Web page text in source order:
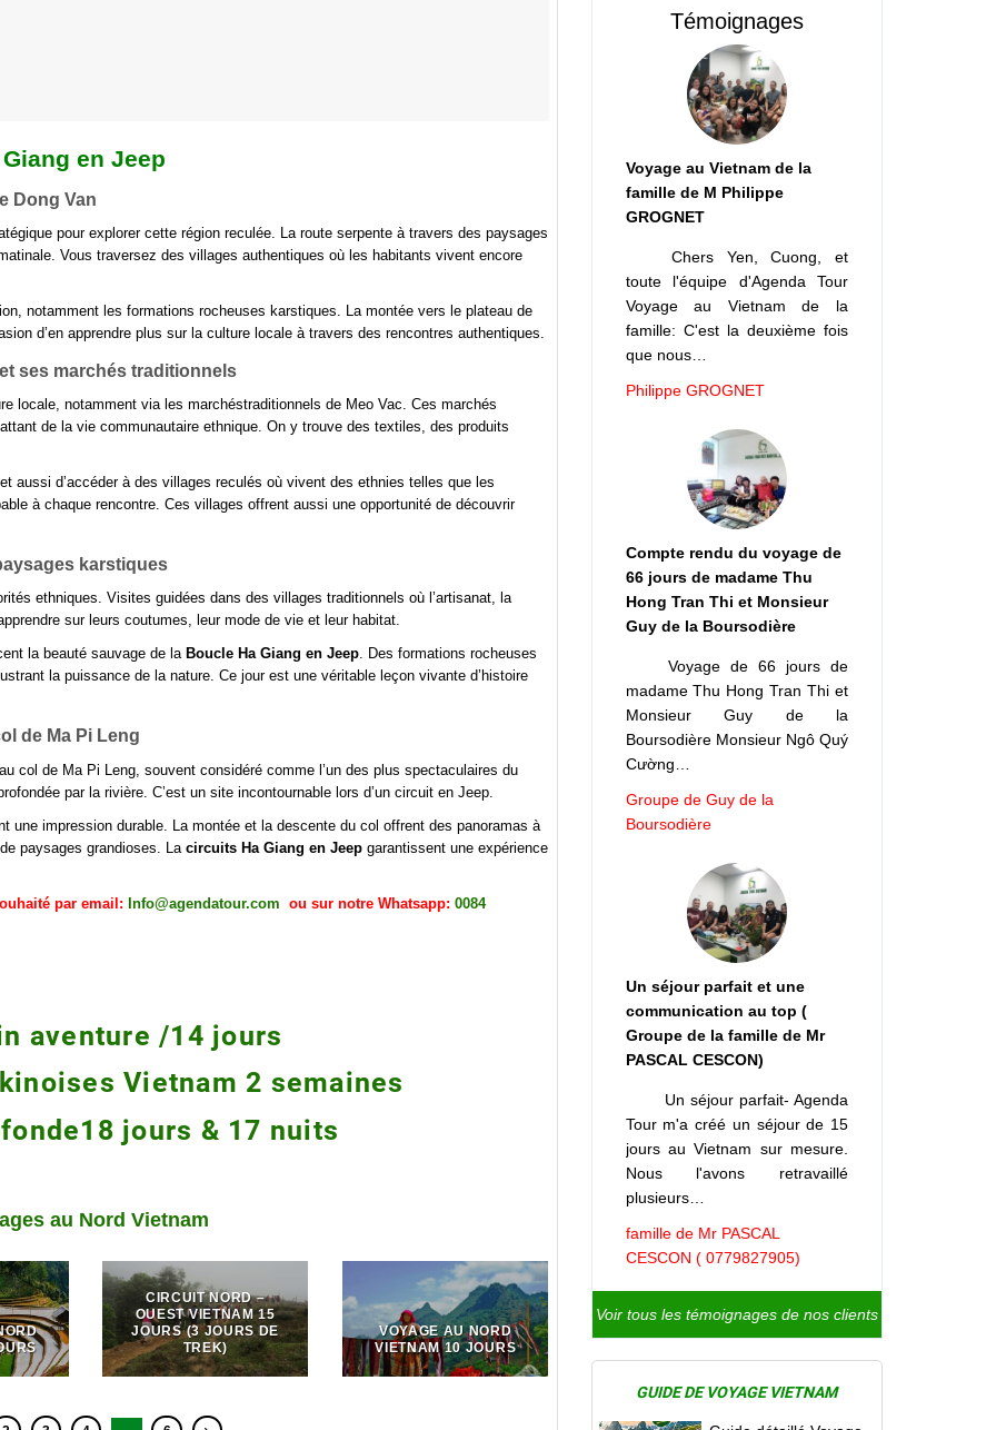
de la vie communautaire ethnique. On y trouve des textiles, des produits
aussi d’accéder à des villages reculés où vivent des ethnies telles que les
à chaque rencontre. Ces villages offrent aussi une opportunité de découvrir
ethniques. Visites guidées dans des villages traditionnels où l’artisanat, la
la beauté sauvage de la
la puissance de la nature. Ce jour est une véritable leçon vivante d’histoire
col de Ma Pi Leng, souvent considéré comme l’un des plus spectaculaires du
par la rivière. C’est un site incontournable lors d’un circuit en Jeep.
une impression durable. La montée et la descente du col offrent des panoramas à
paysages grandioses. La
par email:
Info@agendatour.com
aventure /14 jours
Vietnam 2 semaines
jours & 17 nuits
CIRCUIT NORD –
OUEST VIETNAM 15
TREK)
VIETNAM 10 JOURS
lors de la visite en Jeep
uniques
sculptées par la nature. La topographie chaotique donne lieu à des
Témoignages
Voyage au Vietnam de la
famille de M Philippe
GROGNET
Chers Yen, Cuong, et
toute l'équipe d'Agenda Tour
Voyage au Vietnam de la
famille: C'est la deuxième fois
que nous…
Philippe GROGNET
Compte rendu du voyage de
66 jours de madame Thu
Hong Tran Thi et Monsieur
Guy de la Boursodière
Voyage de 66 jours de
madame Thu Hong Tran Thi et
Monsieur Guy de la
Boursodière Monsieur Ngô Quý
Cường…
Groupe de Guy de la
Boursodière
Un séjour parfait et une
communication au top (
Groupe de la famille de Mr
PASCAL CESCON)
Un séjour parfait- Agenda
Tour m'a créé un séjour de 15
jours au Vietnam sur mesure.
Nous l'avons retravaillé
plusieurs…
famille de Mr PASCAL
CESCON ( 0779827905)
Voir tous les témoignages de nos clients
GUIDE DE VOYAGE VIETNAM